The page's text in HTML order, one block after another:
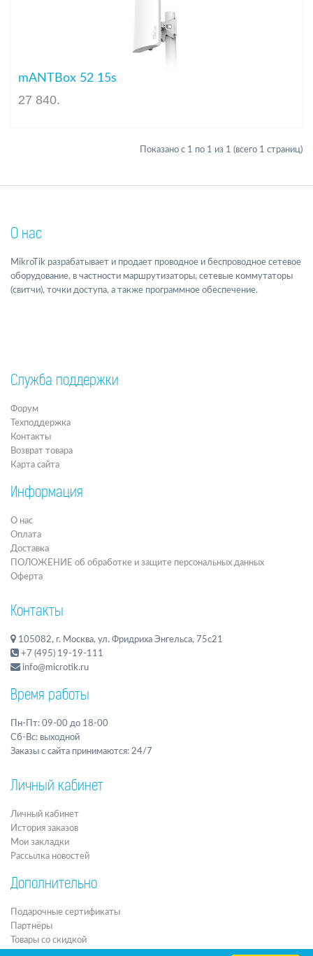
mANTBox 52 15s
27 840.
Показано с 1 по 1 из 1 (всего 1 страниц)
О нас
MikroTik разрабатывает и продает проводное и беспроводное сетевое
оборудование, в частности маршрутизаторы, сетевые коммутаторы
(свитчи), точки доступа, а также программное обеспечение.
Служба поддержки
Форум
Техподдержка
Контакты
Возврат товара
Карта сайта
Информация
О нас
Оплата
Доставка
ПОЛОЖЕНИЕ об обработке и защите персональных данных
Оферта
Контакты
105082, г. Москва, ул. Фридриха Энгельса, 75с21
+7 (495) 19-19-111
info@microtik.ru
Время работы
Пн-Пт: 09-00 до 18-00
Сб-Вс: выходной
Заказы с сайта принимаются: 24/7
Личный кабинет
Личный кабинет
История заказов
Мои закладки
Рассылка новостей
Дополнительно
Подарочные сертификаты
Партнёры
Товары со скидкой